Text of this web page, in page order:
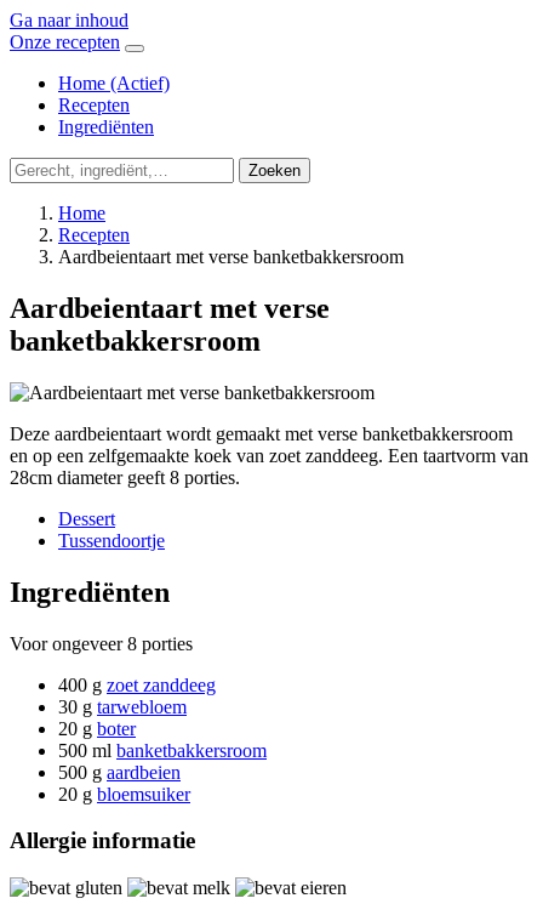
Ga naar inhoud
Onze recepten
Home (Actief)
Recepten
Ingrediënten
Zoeken
Home
Recepten
Aardbeientaart met verse banketbakkersroom
Aardbeientaart met verse
banketbakkersroom
Deze aardbeientaart wordt gemaakt met verse banketbakkersroom
en op een zelfgemaakte koek van zoet zanddeeg. Een taartvorm van
28cm diameter geeft 8 porties.
Dessert
Tussendoortje
Ingrediënten
Voor ongeveer8 porties
400 g zoet zanddeeg
30 g tarwebloem
20 g boter
500 ml banketbakkersroom
500 g aardbeien
20 g bloemsuiker
Allergie informatie